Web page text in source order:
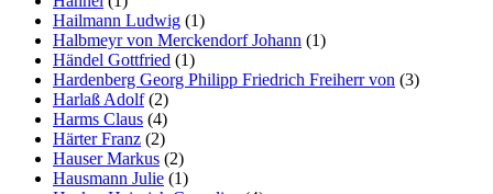
Hailmann Ludwig (1)
Halbmeyr von Merckendorf Johann (1)
Händel Gottfried (1)
Hardenberg Georg Philipp Friedrich Freiherr von (3)
Harlaß Adolf(2)
Harms Claus (4)
Härter Franz (2)
Hauser Markus (2)
Hausmann Julie (1)